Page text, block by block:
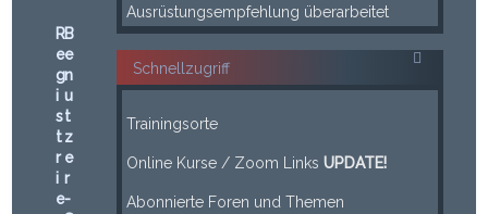
R
e
g
i
s
t
r
i
e
B
e
n
u
t
z
e
r
-
Ausrüstungsempfehlung überarbeitet
Schnellzugriff
Trainingsorte
Online Kurse / Zoom Links UPDATE!
Abonnierte Foren und Themen